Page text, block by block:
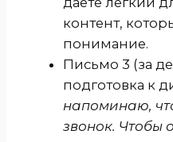
контент,
понимание.
Письмо 3 (за
подготовка к
напоминаю,
звонок. Чтобы